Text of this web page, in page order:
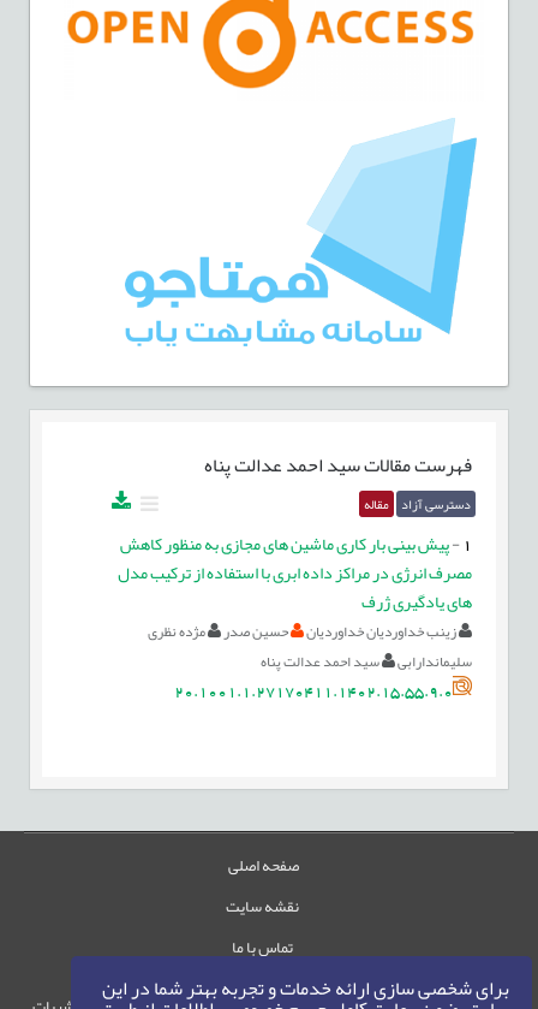
برای شخصی سازی ارائه خدمات و تجربه بهتر شما در این
فهرست مقالاتسید احمد عدالت پناه
دسترسی آزاد مقاله
-پیش بینی بار کاری ماشین های مجازی به منظور کاهش
مصرف انرژی در مراکز داده ابری با استفاده از ترکیب مدل
های یادگیری ژرف
زینب خداوردیان خداوردیان حسین صدر
مژده نظری
سلیماندارابی
سید احمد عدالت پناه
20.1001.1.27170411.1402.15.55.9.0
صفحه اصلی
نقشه سایت
تماس با ما